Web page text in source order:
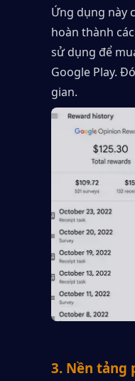
Ứng dụng này
hoàn thành
sử dụng để
Google Play.
gian.
3. Nền tảng